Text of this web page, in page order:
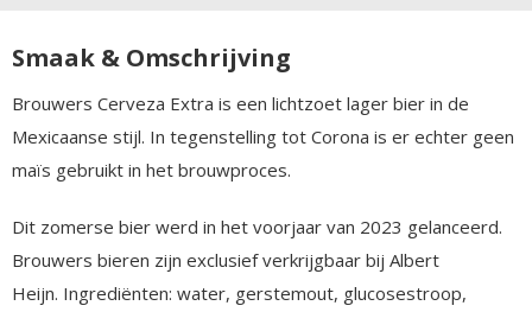
Smaak & Omschrijving
Brouwers Cerveza Extra is een lichtzoet lager bier in de
Mexicaanse stijl. In tegenstelling tot Corona is er echter geen
maïs gebruikt in het brouwproces.
Dit zomerse bier werd in het voorjaar van 2023 gelanceerd.
Brouwers bieren zijn exclusief verkrijgbaar bij Albert
Heijn. Ingrediënten: water, gerstemout, glucosestroop,